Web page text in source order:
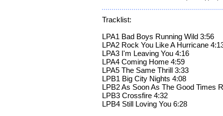
Tracklist:
LPA1 Bad Boys Running Wild 3:56
LPA2 Rock You Like A Hurricane
LPA3 I'm Leaving You 4:16
LPA4 Coming Home 4:59
LPA5 The Same Thrill 3:33
LPB1 Big City Nights 4:08
LPB2 As Soon As The Good Times
LPB3 Crossfire 4:32
LPB4 Still Loving You 6:28